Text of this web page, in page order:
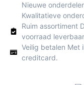
Nieuwe
Kwalitatieve
Ruim assortiment
voorraad
Veilig betalen Met
creditcard.